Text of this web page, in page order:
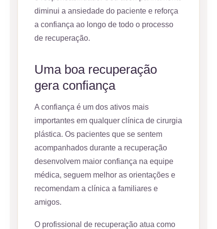
diminui a ansiedade do paciente e reforça
a confiança ao longo de todo o processo
de recuperação.
Uma boa recuperação
gera confiança
A confiança é um dos ativos mais
importantes em qualquer clínica de cirurgia
plástica. Os pacientes que se sentem
acompanhados durante a recuperação
desenvolvem maior confiança na equipe
médica, seguem melhor as orientações e
recomendam a clínica a familiares e
amigos.
O profissional de recuperação atua como